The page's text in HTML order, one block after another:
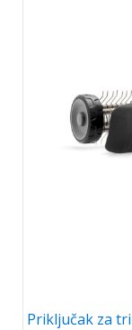
Priključak za